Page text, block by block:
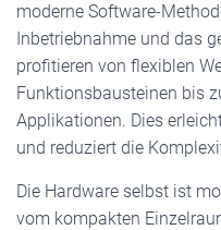
moderne Software-
Inbetriebnahme und das
profitieren von flexiblen
Funktionsbausteinen bis
Applikationen. Dies
und reduziert die
Die Hardware selbst ist
vom kompakten